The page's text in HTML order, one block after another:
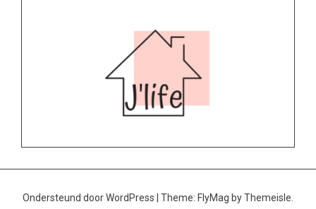
Ondersteund door WordPress Theme: FlyMag by Themeisle.